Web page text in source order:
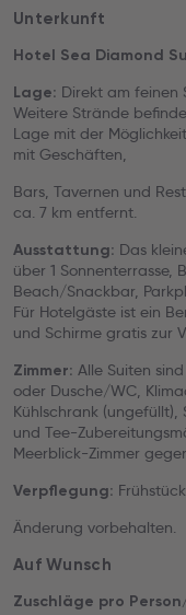
Unterkunft
Hotel Sea Diamond
Lage: Direkt am feinen
Weitere Strände
Lage mit der
mit Geschäften,
Bars, Tavernen und
ca. 7 km entfernt.
Ausstattung: Das
über 1 Sonnenterrasse,
Beach/Snackbar,
Für Hotelgäste ist ein
und Schirme gratis zur
Zimmer: Alle Suiten
oder Dusche/WC,
Kühlschrank
und Tee-
Meerblick-Zimmer
Verpflegung: Frühstück
Änderung vorbehalten.
Auf Wunsch
Zuschläge pro